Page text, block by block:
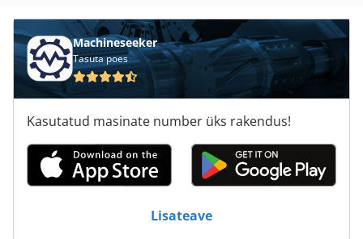
Amada Ha 500
Amada Hfa 330
Amada Lc 1212
Amada Lc 2415
Amada Pega
Machineseeker
Tasuta poes
Kasutatud masinate number üks rakendus!
Lisateave